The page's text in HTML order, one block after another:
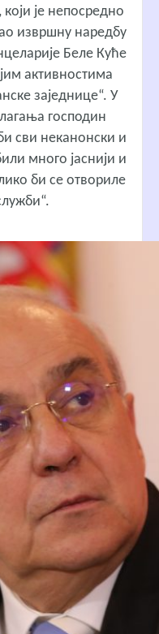
је непосредно
извршну наредбу
Беле Куће
активностима
заједнице“. У
господин
сви неканонски и
много јаснији и
би се отвориле